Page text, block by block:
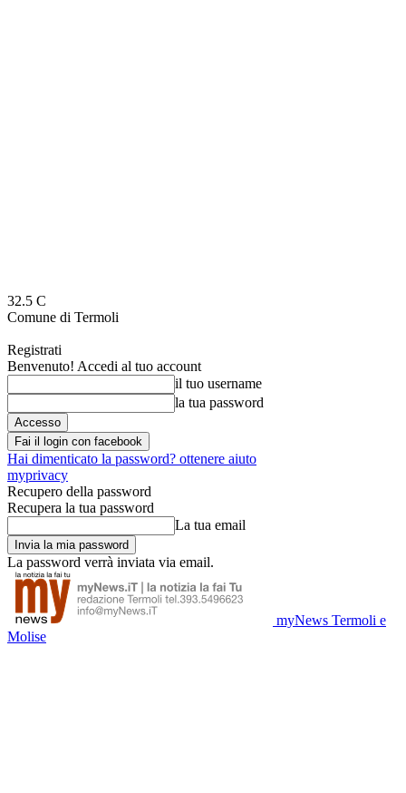
32.5 C
Comune di Termoli
Registrati
Benvenuto! Accedi al tuo account
il tuo username
la tua password
Fai il login con facebook
Hai dimenticato la password? ottenere aiuto
myprivacy
Recupero della password
Recupera la tua password
La tua email
La password verrà inviata via email.
myNews Termoli e
Molise